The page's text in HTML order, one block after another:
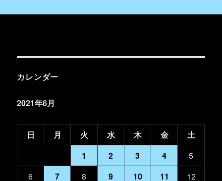
カレンダー
2021年6月
日 月 火 水 木 金
土
1
2 3 4
5
6
7 8 9 10 11 12